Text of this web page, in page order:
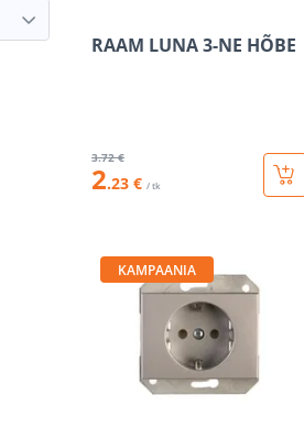
RAAM LUNA 3-NE HÕBE
3.72 €
2.23 € / tk
KAMPAANIA